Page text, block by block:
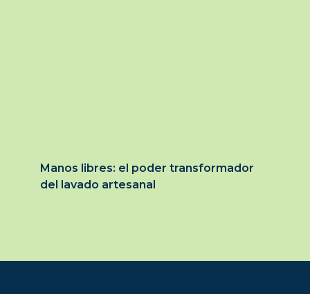
Manos libres: el poder transformador
del lavado artesanal